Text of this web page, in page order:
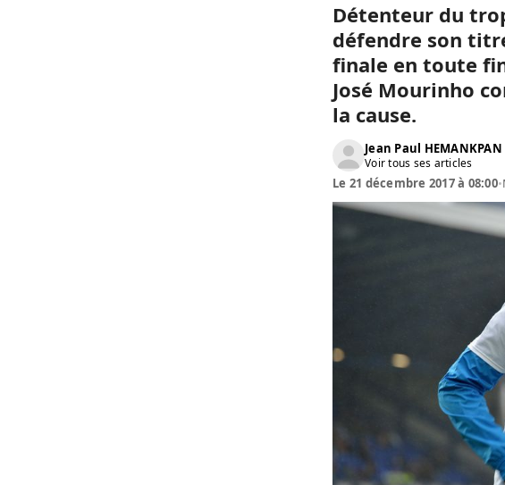
Détenteur du
défendre son
finale en toute
José Mourinho
la cause.
Jean Paul HEMANKPAN
Voir tous ses articles
Le 21 décembre 2017 à 08:00•